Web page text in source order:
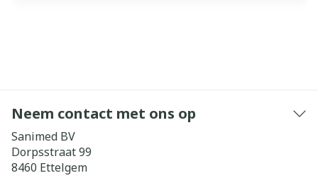
Neem contact met ons op
Sanimed BV
Dorpsstraat 99
8460 Ettelgem